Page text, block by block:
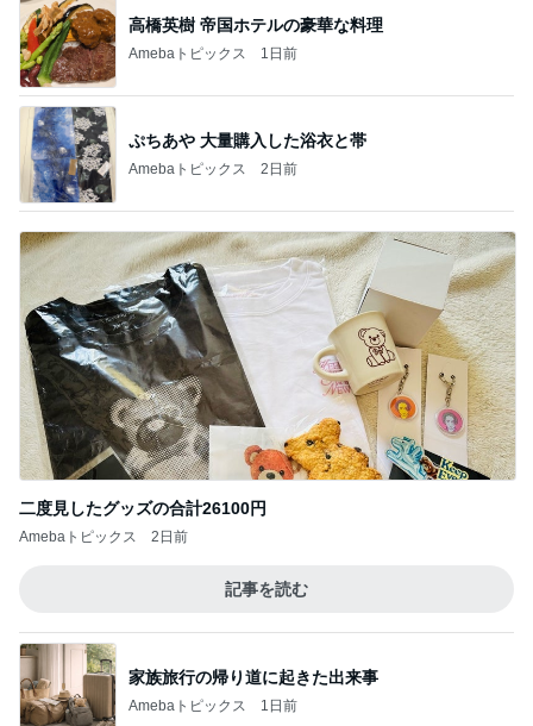
高橋英樹 帝国ホテルの豪華な料理
Amebaトピックス 1日前
ぷちあや 大量購入した浴衣と帯
Amebaトピックス 2日前
二度見したグッズの合計26100円
Amebaトピックス 2日前
記事を読む
家族旅行の帰り道に起きた出来事
Amebaトピックス 1日前